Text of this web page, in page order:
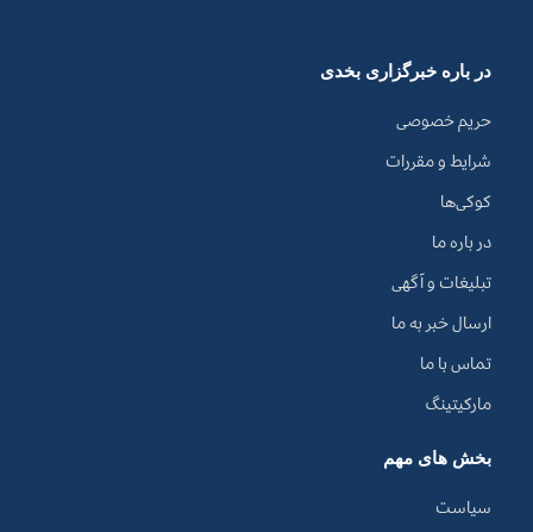
در باره خبرگزاری بخدی
حریم خصوصی
شرایط و مقررات
کوکی‌ها
در باره ما
تبلیغات و آگهی
ارسال خبر به ما
تماس با ما
مارکیتینگ
بخش های مهم
سیاست